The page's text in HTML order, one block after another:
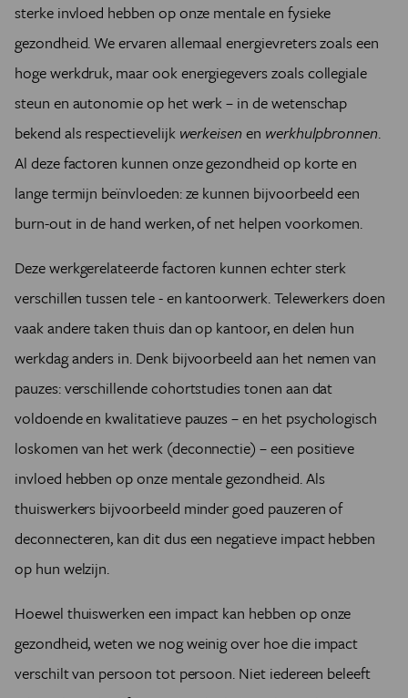
sterke invloed hebben op onze mentale en fysieke
gezondheid. We ervaren allemaal energievreters zoals een
hoge werkdruk, maar ook energiegevers zoals collegiale
steun en autonomie op het werk – in de wetenschap
bekend als respectievelijk werkeisenen werkhulpbronnen.
Al deze factoren kunnen onze gezondheid op korte en
lange termijn beïnvloeden: ze kunnen bijvoorbeeld een
burn-out in de hand werken, of net helpen voorkomen.
Deze werkgerelateerde factoren kunnen echter sterk
verschillen tussen tele - en kantoorwerk. Telewerkers doen
vaak andere taken thuis dan op kantoor, en delen hun
werkdag anders in. Denk bijvoorbeeld aan het nemen van
pauzes: verschillende cohortstudies tonen aan dat
voldoende en kwalitatieve pauzes – en het psychologisch
loskomen van het werk (deconnectie) – een positieve
invloed hebben op onze mentale gezondheid. Als
thuiswerkers bijvoorbeeld minder goed pauzeren of
deconnecteren, kan dit dus een negatieve impact hebben
op hun welzijn.
Hoewel thuiswerken een impact kan hebben op onze
gezondheid, weten we nog weinig over hoe die impact
verschilt van persoon tot persoon. Niet iedereen beleeft